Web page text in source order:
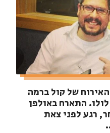
של קול ברמה
התארח באולפן
רגע לפני צאת